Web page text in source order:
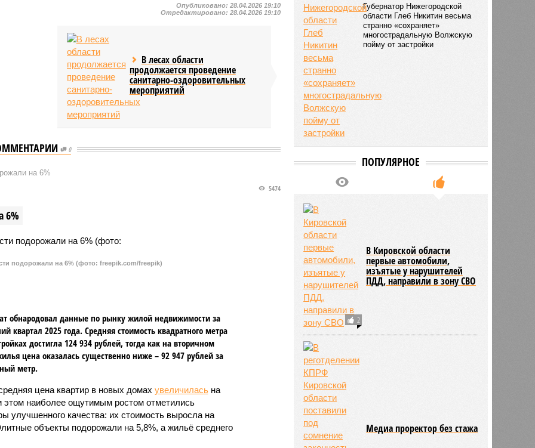
Опубликовано:28.04.2026 19:10
Отредактировано:28.04.2026 19:10
В лесах области
продолжается проведение
санитарно-оздоровительных
мероприятий
0
на 6%
6%
5474
подорожали на 6% (фото: freepik.com/freepik)
обнародовал данные по рынку жилой недвижимости за
квартал 2025 года. Средняя стоимость квадратного метра
достигла 124 934 рублей, тогда как на вторичном
цена оказалась существенно ниже – 92 947 рублей за
метр.
цена квартир в новых домах увеличиласьна
этом наиболее ощутимым ростом отметились
улучшенного качества: их стоимость выросла на
объекты подорожали на 5,8%, а жильё среднего
Губернатор Нижегородской
области Глеб Никитин весьма
странно «сохраняет»
многострадальную Волжскую
пойму от застройки
ПОПУЛЯРНОЕ
2
В Кировской области
первые автомобили,
изъятые у нарушителей
ПДД, направили в зону СВО
Медиа проректор без стажа